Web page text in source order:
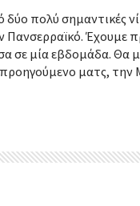
πολύ σημαντικές
Πανσερραϊκό. Έχουμε
σε μία εβδομάδα.
ματς, την